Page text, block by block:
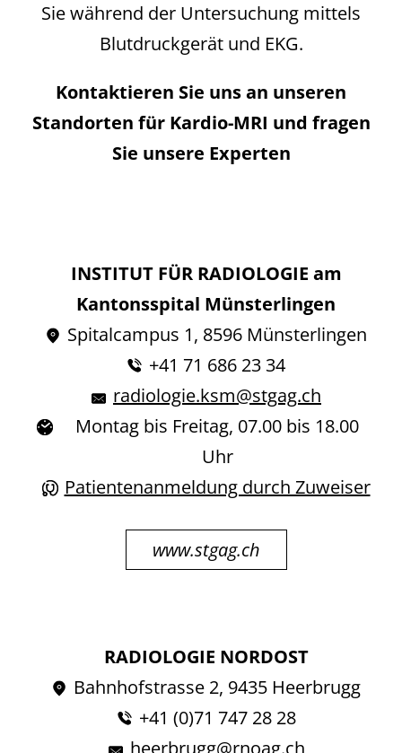
Sie während der Untersuchung mittels
Blutdruckgerät und EKG.
Kontaktieren Sie uns an unseren
Standorten für Kardio-MRI und fragen
Sie unsere Experten
INSTITUT FÜR RADIOLOGIE am
Kantonsspital Münsterlingen
Spitalcampus 1, 8596 Münsterlingen
+41 71 686 23 34
radiologie.ksm@stgag.ch
Montag bis Freitag, 07.00 bis 18.00
Uhr
Patientenanmeldung durch Zuweiser
www.stgag.ch
RADIOLOGIE NORDOST
Bahnhofstrasse 2, 9435 Heerbrugg
+41 (0)71 747 28 28
heerbrugg@rnoag.ch